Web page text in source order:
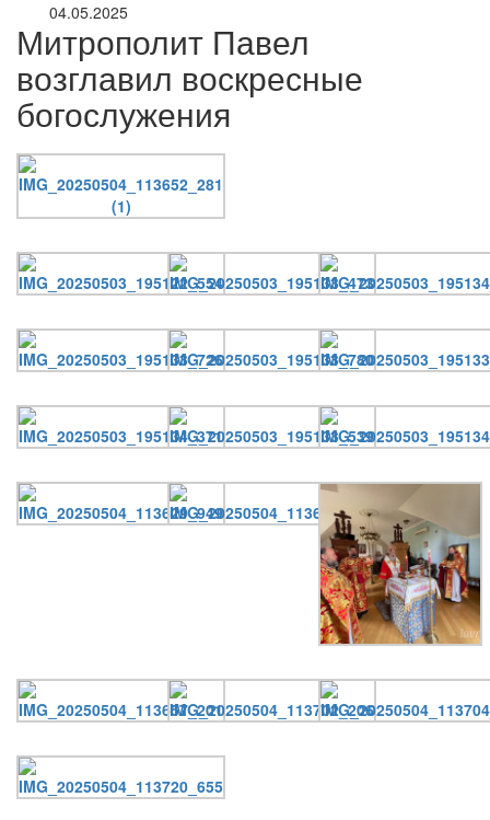
Онлайн трансляции
Веб-камеры
12 сентября 2015Название трансляции
12 сентября 2015Название трансляции
12 сентября 2015Название трансляции
12 сентября 2015Название трансляции
12 сентября 2015Название трансляции
12 сентября 2015Название трансляции
Название трансляции
04.05.2025
Митрополит Павел
возглавил воскресные
богослужения